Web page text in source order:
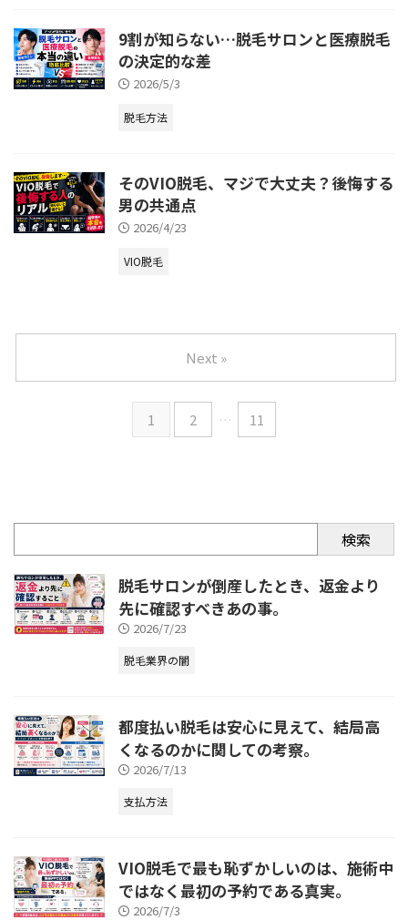
9割が知らない…脱毛サロンと医療脱毛
の決定的な差
2026/5/3
脱毛方法
そのVIO脱毛、マジで大丈夫？後悔する
男の共通点
2026/4/23
VIO脱毛
1 2 … 11
Next »
検索
脱毛サロンが倒産したとき、返金より
先に確認すべきあの事。
2026/7/23
脱毛業界の闇
都度払い脱毛は安心に見えて、結局高
くなるのかに関しての考察。
2026/7/13
支払方法
VIO脱毛で最も恥ずかしいのは、施術中
ではなく最初の予約である真実。
2026/7/3